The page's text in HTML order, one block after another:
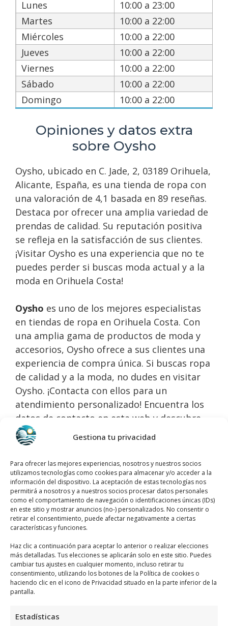
Gestiona tu privacidad
Para ofrecer las mejores experiencias, nosotros y nuestros socios
utilizamos tecnologías como cookies para almacenar y/o acceder a la
información del dispositivo. La aceptación de estas tecnologías nos
permitirá a nosotros y a nuestros socios procesar datos personales
como el comportamiento de navegación o identificaciones únicas (IDs)
en este sitio y mostrar anuncios (no-) personalizados. No consentir o
retirar el consentimiento, puede afectar negativamente a ciertas
características y funciones.
Haz clic a continuación para aceptar lo anterior o realizar elecciones
más detalladas. Tus elecciones se aplicarán solo en este sitio. Puedes
cambiar tus ajustes en cualquier momento, incluso retirar tu
consentimiento, utilizando los botones de la Política de cookies o
haciendo clic en el icono de Privacidad situado en la parte inferior de la
pantalla.
Estadísticas
Lunes
10:00 a 23:00
Martes
10:00 a 22:00
Miércoles
10:00 a 22:00
Jueves
10:00 a 22:00
Viernes
10:00 a 22:00
Sábado
10:00 a 22:00
Domingo
10:00 a 22:00
Opiniones y datos extra
sobre Oysho
Oysho, ubicado en C. Jade, 2, 03189 Orihuela,
Alicante, España, es una tienda de ropa con
una valoración de 4,1 basada en 89 reseñas.
Destaca por ofrecer una amplia variedad de
prendas de calidad. Su reputación positiva
se refleja en la satisfacción de sus clientes.
¡Visitar Oysho es una experiencia que no te
puedes perder si buscas moda actual y a la
moda en Orihuela Costa!
Oysho es uno de los mejores especialistas
en tiendas de ropa en Orihuela Costa. Con
una amplia gama de productos de moda y
accesorios, Oysho ofrece a sus clientes una
experiencia de compra única. Si buscas ropa
de calidad y a la moda, no dudes en visitar
Oysho. ¡Contacta con ellos para un
atendimiento personalizado! Encuentra los
datos de contacto en esta web y descubre
todo lo que Oysho tiene para ofrecerte.
Descubre otros negocios
relacionados de Orihuela
Costa
Encuentra otros negocios o profesionales
locales afines a Oysho en el área de
de Ropa: